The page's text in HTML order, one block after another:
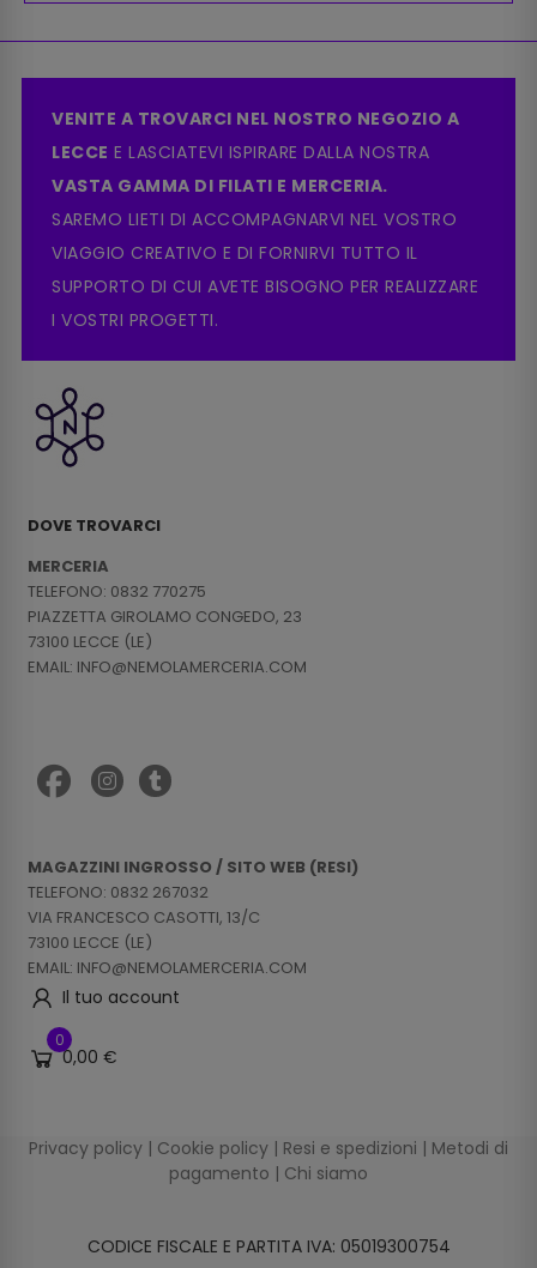
VENITE A TROVARCI NEL NOSTRO NEGOZIO A
LECCE E LASCIATEVI ISPIRARE DALLA NOSTRA
VASTA GAMMA DI FILATI E MERCERIA.
SAREMO LIETI DI ACCOMPAGNARVI NEL VOSTRO
VIAGGIO CREATIVO E DI FORNIRVI TUTTO IL
SUPPORTO DI CUI AVETE BISOGNO PER REALIZZARE
I VOSTRI PROGETTI.
DOVE TROVARCI
MERCERIA
TELEFONO: 0832 770275
PIAZZETTA GIROLAMO CONGEDO, 23
73100 LECCE (LE)
EMAIL: INFO@NEMOLAMERCERIA.COM
MAGAZZINI INGROSSO / SITO WEB (RESI)
TELEFONO: 0832 267032
VIA FRANCESCO CASOTTI, 13/C
73100 LECCE (LE)
EMAIL: INFO@NEMOLAMERCERIA.COM
Il tuo account
0
0,00 €
Privacy policy | Cookie policy | Resi e spedizioni | Metodi di
pagamento | Chi siamo
CODICE FISCALE E PARTITA IVA: 05019300754